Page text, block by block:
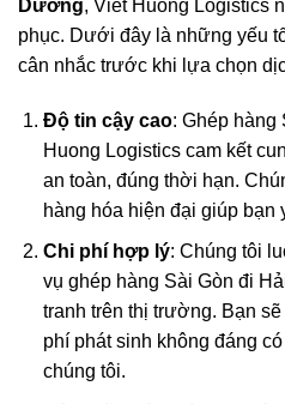
Dương, Viet Huong Logistics
phục. Dưới đây là những yếu
cân nhắc trước khi lựa chọn
Độ tin cậy cao: Ghép hàng
Huong Logistics cam kết
an toàn, đúng thời hạn.
hàng hóa hiện đại giúp
Chi phí hợp lý: Chúng tôi
vụ ghép hàng Sài Gòn đi
tranh trên thị trường. Bạn
phí phát sinh không đáng
chúng tôi.